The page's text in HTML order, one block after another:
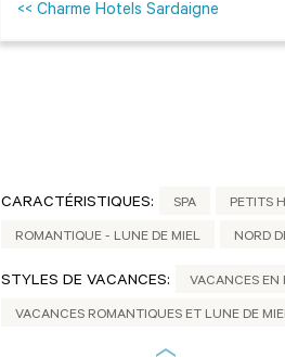
<< Charme Hotels Sardaigne
CARACTÉRISTIQUES: SPA PETITS
ROMANTIQUE - LUNE DE MIEL NORD
STYLES DE VACANCES: VACANCES EN
VACANCES ROMANTIQUES ET LUNE DE